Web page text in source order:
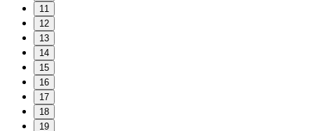
11
12
13
14
15
16
17
18
19